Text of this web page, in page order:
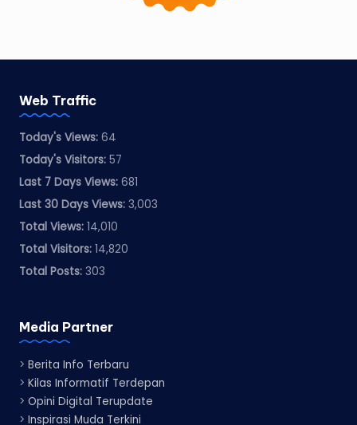
Web Traffic
Today's Views: 64
Today's Visitors: 57
Last 7 Days Views: 681
Last 30 Days Views: 3,003
Total Views: 14,010
Total Visitors: 14,820
Total Posts: 303
Media Partner
> Berita Info Terbaru
> Kilas Informatif Terdepan
> Opini Digital Terupdate
> Inspirasi Muda Terkini